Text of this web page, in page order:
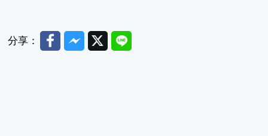
分享： FacebookMessenger
TwitterLine